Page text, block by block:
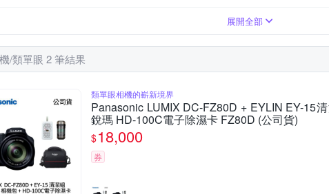
展開全部
/類單眼 2 筆結果
類單眼相機的嶄新境界
Panasonic LUMIX DC-FZ80D + EYLIN EY-15
銳瑪 HD-100C電子除濕卡 FZ80D (公司貨)
$18,000
券